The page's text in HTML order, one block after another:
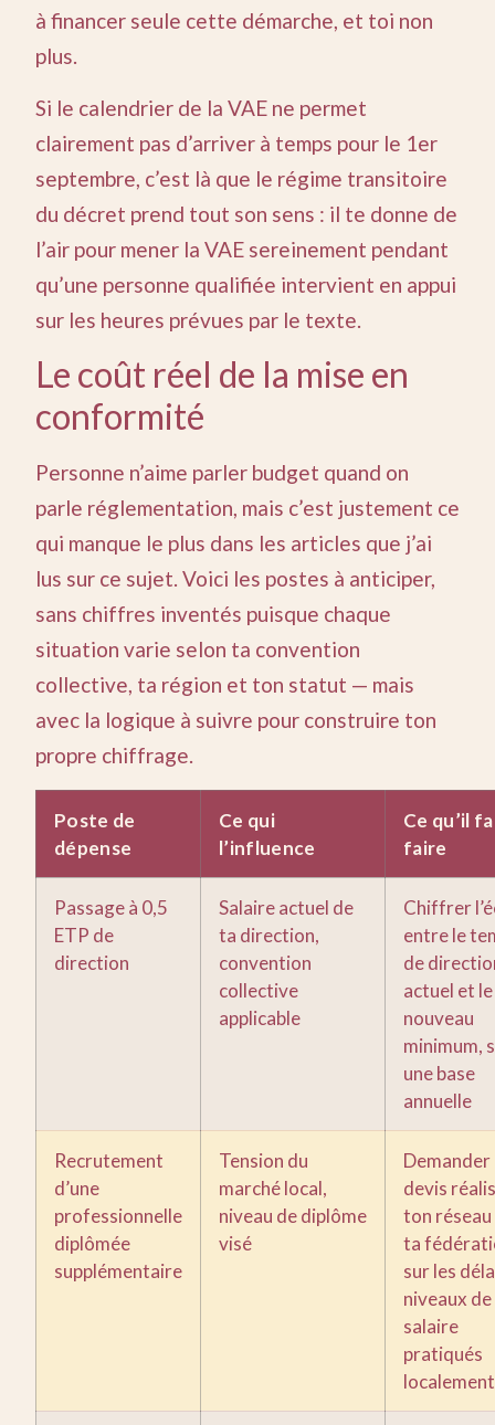
à financer seule cette démarche, et toi non
plus.
Si le calendrier de la VAE ne permet
clairement pas d’arriver à temps pour le 1er
septembre, c’est là que le régime transitoire
du décret prend tout son sens : il te donne de
l’air pour mener la VAE sereinement pendant
qu’une personne qualifiée intervient en appui
sur les heures prévues par le texte.
Le coût réel de la mise en
conformité
Personne n’aime parler budget quand on
parle réglementation, mais c’est justement ce
qui manque le plus dans les articles que j’ai
lus sur ce sujet. Voici les postes à anticiper,
sans chiffres inventés puisque chaque
situation varie selon ta convention
collective, ta région et ton statut — mais
avec la logique à suivre pour construire ton
propre chiffrage.
Poste de
dépense
Ce qui
l’influence
Ce qu’il
faire
Passage à 0,5
ETP de
direction
Salaire actuel de
ta direction,
convention
collective
applicable
Chiffrer
entre le
de
actuel et le
nouveau
minimum,
une base
annuelle
Recrutement
d’une
professionnelle
diplômée
supplémentaire
Tension du
marché local,
niveau de diplôme
visé
Demander
devis
ton réseau
ta
sur les
niveaux de
salaire
pratiqués
localement